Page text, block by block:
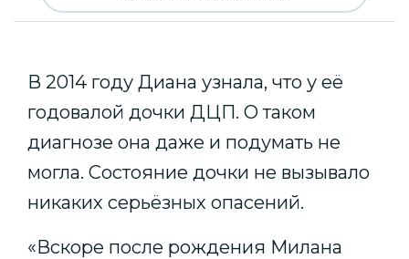
В 2014 году Диана узнала, что у её
годовалой дочки ДЦП. О таком
диагнозе она даже и подумать не
могла. Состояние дочки не вызывало
никаких серьёзных опасений.
«Вскоре после рождения Милана